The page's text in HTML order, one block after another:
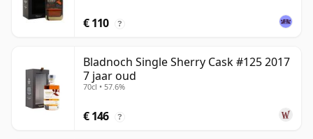
€ 110 ?
Bladnoch Single Sherry Cask #125 2017
7 jaar oud
70cl • 57.6%
€ 146 ?